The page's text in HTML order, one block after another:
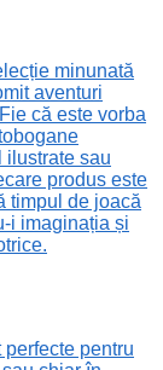
minunată
aventuri
că este vorba
ilustrate sau
produs este
timpul de joacă
i imaginația și
pentru